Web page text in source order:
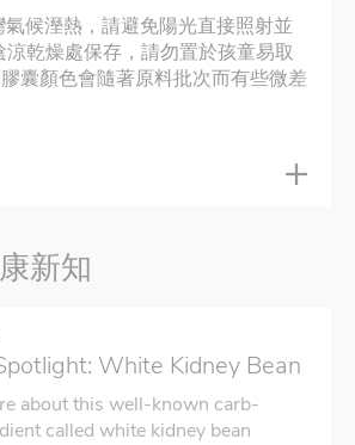
候溼熱，請避免陽光直接照射並
涼乾燥處保存，請勿置於孩童易取
囊顏色會隨著原料批次而有些微差
新知
White Kidney Bean
about this well-known carb-
called white kidney bean